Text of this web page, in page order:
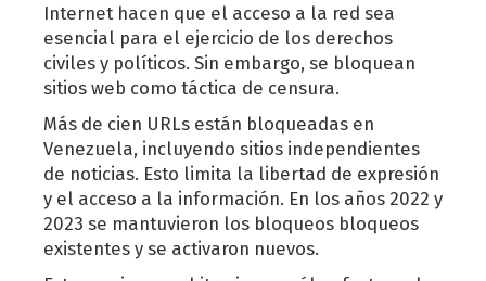
Internet hacen que el acceso a la red sea
esencial para el ejercicio de los derechos
civiles y políticos. Sin embargo, se bloquean
sitios web como táctica de censura.
Más de cien URLs están bloqueadas en
Venezuela, incluyendo sitios independientes
de noticias. Esto limita la libertad de expresión
y el acceso a la información. En los años 2022 y
2023 se mantuvieron los bloqueos bloqueos
existentes y se activaron nuevos.